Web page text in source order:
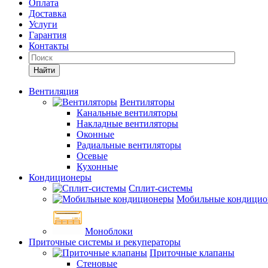
Оплата
Доставка
Услуги
Гарантия
Контакты
Найти
Вентиляция
Вентиляторы
Канальные вентиляторы
Накладные вентиляторы
Оконные
Радиальные вентиляторы
Осевые
Кухонные
Кондиционеры
Сплит-системы
Мобильные
Моноблоки
Приточные системы и рекуператоры
Приточные клапаны
Стеновые